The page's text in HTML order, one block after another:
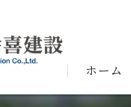
ホーム